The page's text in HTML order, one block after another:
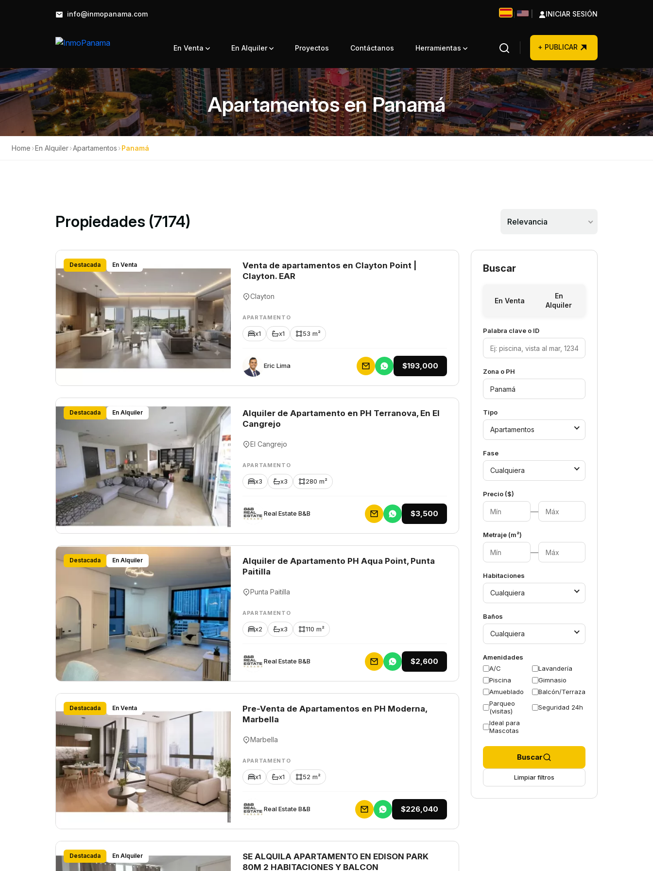
info@inmopanama.com INICIAR SESIÓN
En Venta En Alquiler Proyectos Contáctanos Herramientas + PUBLICAR
Apartamentos en Panamá
Home ›En Alquiler›Apartamentos ›Panamá
Propiedades (7174) Relevancia
Destacada En Venta
Venta de apartamentos en Clayton Point |
Clayton. EAR
Clayton
APARTAMENTO
x1 x1 53 m²
Eric Lima $193,000
Destacada En Alquiler
Alquiler de Apartamento en PH Terranova, En El
Cangrejo
El Cangrejo
APARTAMENTO
x3 x3 280 m²
Rеаl Еstаtе В&В $3,500
Destacada En Alquiler
Alquiler de Apartamento PH Aqua Point, Punta
Paitilla
Punta Paitilla
APARTAMENTO
x2 x3 110 m²
Rеаl Еstаtе В&В $2,600
Destacada En Venta
Pre-Venta de Apartamentos en PH Moderna,
Marbella
Marbella
APARTAMENTO
x1 x1 52 m²
Rеаl Еstаtе В&В $226,040
Destacada En Alquiler
SE ALQUILA APARTAMENTO EN EDISON PARK
80M 2 HABITACIONES Y BALCON
Buscar
En Venta
En
Alquiler
Palabra clave o ID
Zona o PH
Tipo
Apartamentos
Fase
Cualquiera
Precio ($)
—
Metraje (m²)
—
Habitaciones
Cualquiera
Baños
Cualquiera
Amenidades
A/C
Lavandería
Piscina
Gimnasio
Amueblado
Balcón/Terraza
Parqueo
(visitas)
Seguridad 24h
Ideal para
Mascotas
Buscar
Limpiar filtros